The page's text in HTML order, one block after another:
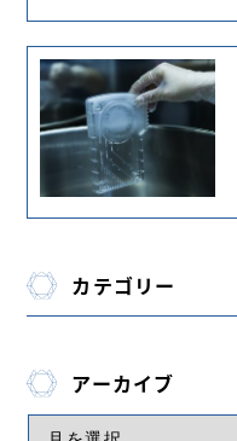
カテゴリー
アーカイブ